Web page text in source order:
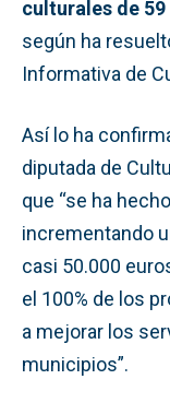
culturales de
según ha
Informativa de
Así lo ha
diputada de
que “se ha
incrementando
casi 50.000
el 100% de los
a mejorar los
municipios”.